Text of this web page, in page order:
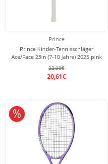
Prince
Prince Kinder-Tennisschläger
Ace/Face 23in (7-10 Jahre) 2025 pink
- besaitet -
22,90€
20,61€
10% reduziert